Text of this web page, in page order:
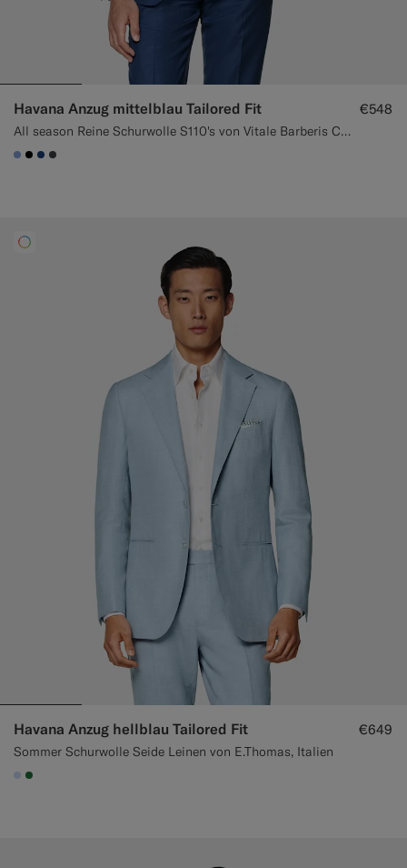
Havana Anzug mittelblau Tailored Fit
All season Reine Schurwolle S110's von Vitale Barberis Canonico, Italien
€548
#82A1DC
#000000
#1C3D7A
#3d4043
Havana Anzug hellblau Tailored Fit
Sommer Schurwolle Seide Leinen von E.Thomas, Italien
€649
#CCDCF9
#227038